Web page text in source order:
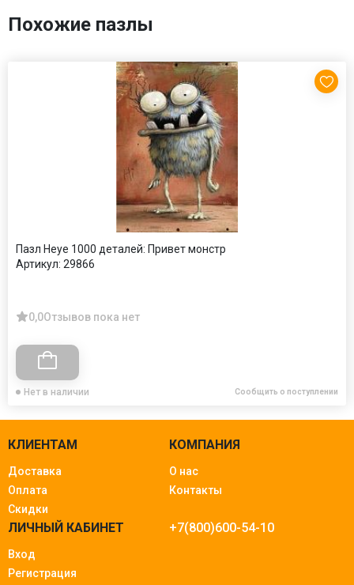
Похожие пазлы
Пазл Heye 1000 деталей: Привет монстр
Артикул: 29866
0,0Отзывов пока нет
Нет в наличии Сообщить о поступлении
КЛИЕНТАМ
Доставка
Оплата
Скидки
КОМПАНИЯ
О нас
Контакты
ЛИЧНЫЙ КАБИНЕТ
Вход
Регистрация
+7(800)600-54-10